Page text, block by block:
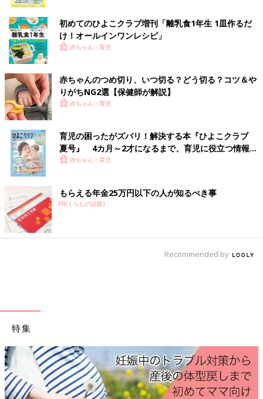
妊娠日数・生後日数に合わせて専門家のアドバイスを毎日お届
け。同じ出産月のママ同士で情報交換したり、励ましあったりで
きる「ルーム」や、写真だけでは伝わらない”できごと”を簡単に
記録できる「成長きろく」も大人気！
ダウンロード（無料）
育児中におススメの本
クス たまひよ新百科シリーズ)
大人気「新百科シリーズ」の「育児新百科」がリニューアル！
新生児から
マ＆パパができることを徹底紹介。
毎日のお世話を基本からていねいに解説。
新生児期からのお世話も写真でよくわかる！ 月齢別に、体・心
の成長とかかわりかたを掲載。
ワンオペおふろの手順など、ママ・パパの「困った！」を具体的
つき。
初めてのひよこクラブ増刊「離乳食1年生 1皿作るだ
け！オールインワン​レシピ」
赤ちゃん・育児
赤ちゃんのつめ切り、いつ切る？どう切る？コツ＆や
りがちNG2選【保健師が解説】
赤ちゃん・育児
育児の困ったがズバリ！解決する本『ひよこクラブ
夏号』 4カ月～2才になるまで、育児に役立つ情報が
いっぱい！
赤ちゃん・育児
もらえる年金25万円以下の人が知るべき事
PR(くらしの話題)
Recommended by
特集